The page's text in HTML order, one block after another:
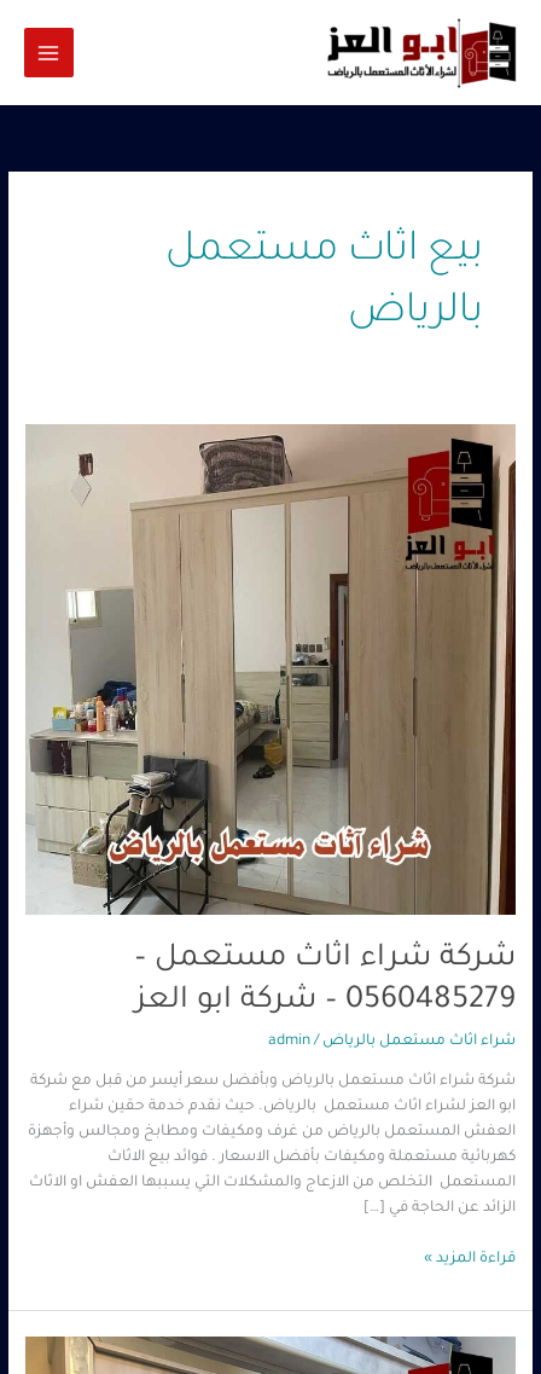
المحتوى
بيع اثاث مستعمل
بالرياض
شركة شراء اثاث مستعمل –
0560485279 – شركة ابو العز
شراء اثاث مستعمل بالرياض /
admin
شركة شراء اثاث مستعمل بالرياض وبأفضل سعر أيسر من قبل مع شركة
ابو العز لشراء اثاث مستعمل بالرياض. حيث نقدم خدمة حقين شراء
العفش المستعمل بالرياض من غرف ومكيفات ومطابخ ومجالس وأجهزة
كهربائية مستعملة ومكيفات بأفضل الاسعار . فوائد بيع الاثاث
المستعمل التخلص من الازعاج والمشكلات التي يسببها العفش او الاثاث
الزائد عن الحاجة في […]
شراء
اثاث
مستعمل
–
0560485279
–
شركة
ابو
العز
قراءة المزيد »